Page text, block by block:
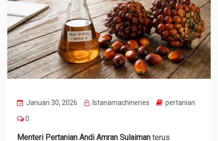
Januari 30, 2026 Istanamachineries pertanian
0
Menteri Pertanian Andi Amran Sulaiman terus